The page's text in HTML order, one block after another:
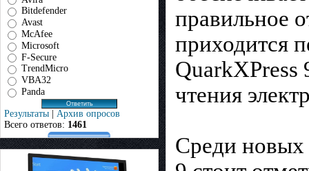
Bitdefender
Avast
McAfee
Microsoft
F-Secure
TrendMicro
VBA32
Panda
Результаты | Архив опросов
Всего ответов: 1461
правильное
приходится
QuarkXPress
чтения
Среди новых